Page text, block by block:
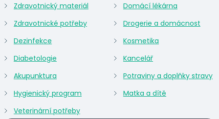
Zdravotnický materiál
Zdravotnické potřeby
Dezinfekce
Diabetologie
Akupunktura
Hygienický program
Veterinární potřeby
Domácí lékárna
Drogerie a domácnost
Kosmetika
Kancelář
Potraviny a doplňky stravy
Matka a dítě